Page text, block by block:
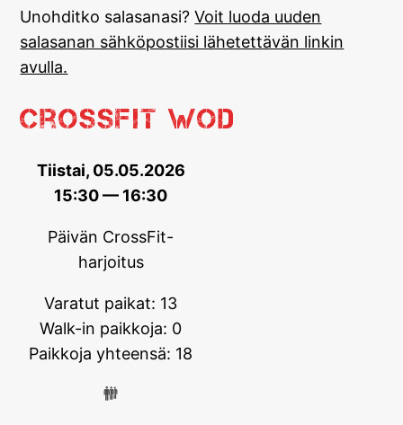
Unohditko salasanasi?Voit luoda uuden
salasanan sähköpostiisi lähetettävän linkin
avulla.
CrossFit WOD
Tiistai, 05.05.2026
15:30 — 16:30
Päivän CrossFit-
harjoitus
Varatut paikat: 13
Walk-in paikkoja: 0
Paikkoja yhteensä: 18